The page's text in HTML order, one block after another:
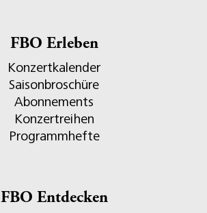
FBO Erleben
Konzertkalender
Saisonbroschüre
Abonnements
Konzertreihen
Programmhefte
FBO Entdecken